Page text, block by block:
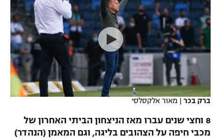
VOD
רץ ברשת
תוצאות
לוח שידורים
נבחרת ישראל
מכבי חיפה
בית"ר ירושלים
מכבי תל אביב
הפועל תל אביב
הפועל חיפה
ליגה ספרדית
ליגה איטלקית
ליגה צרפתית
ליגה הולנדית
ליגה טורקית
כדורסל נשים
מכבי תל אביב
הפועל חולון
הפועל ירושלים
דני אבדיה
יורוליג
יורוקאפ
טניס
כדוריד
כדורעף
שחייה
ג'ודו
ברק בכר | מאור אלקסלסי
8 וחצי שנים עברו מאז הניצחון הביתי האחרון של
מכבי חיפה על הצהובים בליגה, וגם המאמן (הנהדר)